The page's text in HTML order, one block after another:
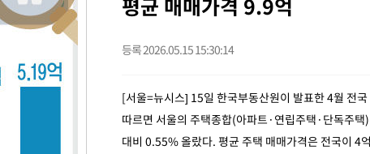
평균 매매가격 9.9억
등록 2026.05.15 15:30:14
[서울=뉴시스] 15일 한국부동산원이 발표한 4월 전
따르면 서울의 주택종합(아파트·연립주택·단독주택
대비 0.55% 올랐다. 평균 주택 매매가격은 전국이 4